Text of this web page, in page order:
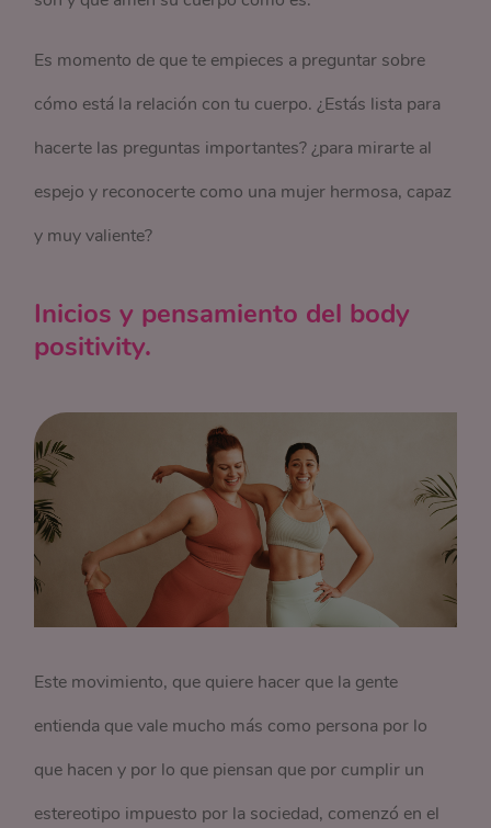
Es momento de que te empieces a preguntar sobre
cómo está la relación con tu cuerpo. ¿Estás lista para
hacerte las preguntas importantes? ¿para mirarte al
espejo y reconocerte como una mujer hermosa, capaz
y muy valiente?
Inicios y pensamiento del body
positivity.
Este movimiento, que quiere hacer que la gente
entienda que vale mucho más como persona por lo
que hacen y por lo que piensan que por cumplir un
estereotipo impuesto por la sociedad, comenzó en el